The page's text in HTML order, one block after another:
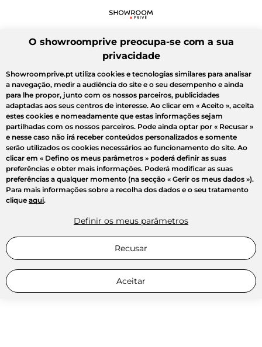
O showroomprive preocupa-se com a sua
privacidade
Showroomprive.pt utiliza cookies e tecnologias similares para analisar
a navegação, medir a audiência do site e o seu desempenho e ainda
para lhe propor, junto com os nossos parceiros, publicidades
adaptadas aos seus centros de interesse. Ao clicar em « Aceito », aceita
estes cookies e nomeadamente que estas informações sejam
partilhadas com os nossos parceiros. Pode ainda optar por « Recusar »
e nesse caso não irá receber conteúdos personalizados e somente
serão utilizados os cookies necessários ao funcionamento do site. Ao
clicar em « Defino os meus parâmetros » poderá definir as suas
preferências e obter mais informações. Poderá modificar as suas
preferências a qualquer momento (na secção « Gerir os meus dados »).
Para mais informações sobre a recolha dos dados e o seu tratamento
clique aqui.
Definir os meus parâmetros
Recusar
Aceitar